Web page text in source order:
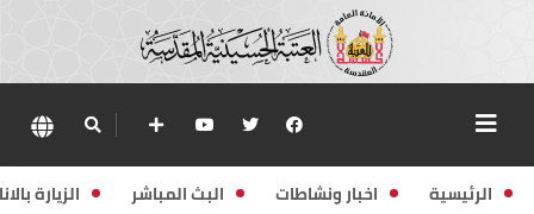
الرئيسية اخبار ونشاطات البث المباشر الزيارة